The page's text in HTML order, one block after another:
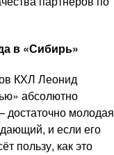
в «Сибирь»
КХЛ Леонид
абсолютно
молодая
и если его
пользу, как это